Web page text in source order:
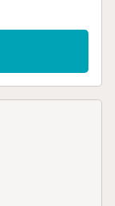
pour se
de 4
votre
cheveux et la